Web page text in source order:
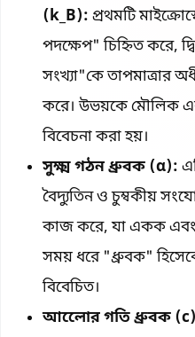
(k_B): প্রথমটি
পদক্ষেপ" চিহ্নিত করে,
সংখ্যা"কে তাপমাত্রার
করে। উভয়কে মৌলিক
বিবেচনা করা হয়।
সুক্ষ্ম গঠন ধ্রুবক (α):
বৈদ্যুতিন ও চুম্বকীয়
কাজ করে, যা একক এবং
সময় ধরে "ধ্রুবক"
বিবেচিত।
আলোের গতি ধ্রুবক